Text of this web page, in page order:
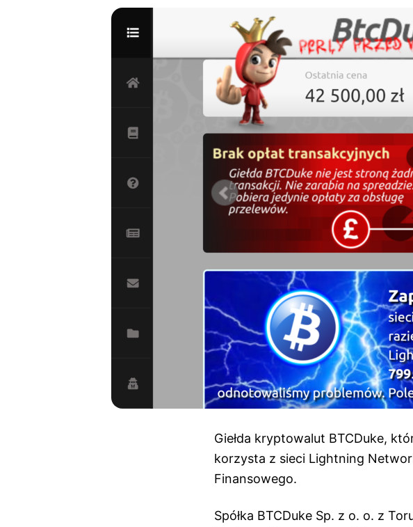
Giełda kryptowalut BTCDuke,
korzysta z sieci Lightning
Finansowego.
Spółka BTCDuke Sp. z o. o. z